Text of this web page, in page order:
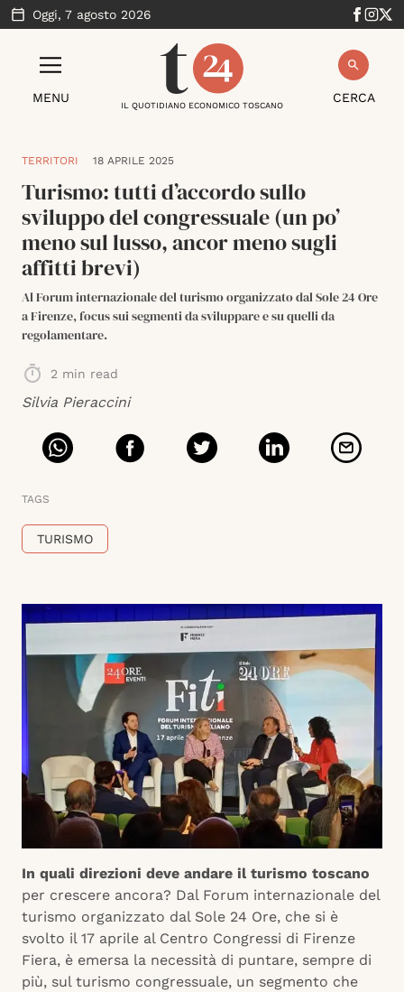
Oggi, 7 agosto 2026
MENU CERCA
IL QUOTIDIANO ECONOMICO TOSCANO
TERRITORI 18 APRILE 2025
Turismo: tutti d’accordo sullo
sviluppo del congressuale (un po’
meno sul lusso, ancor meno sugli
affitti brevi)
Al Forum internazionale del turismo organizzato dal Sole 24 Ore
a Firenze, focus sui segmenti da sviluppare e su quelli da
regolamentare.
2 min read
Silvia Pieraccini
TAGS
TURISMO
In quali direzioni deve andare il turismo toscano
per crescere ancora? Dal Forum internazionale del
turismo organizzato dal Sole 24 Ore, che si è
svolto il 17 aprile al Centro Congressi di Firenze
Fiera, è emersa la necessità di puntare, sempre di
più, sul turismo congressuale, un segmento che